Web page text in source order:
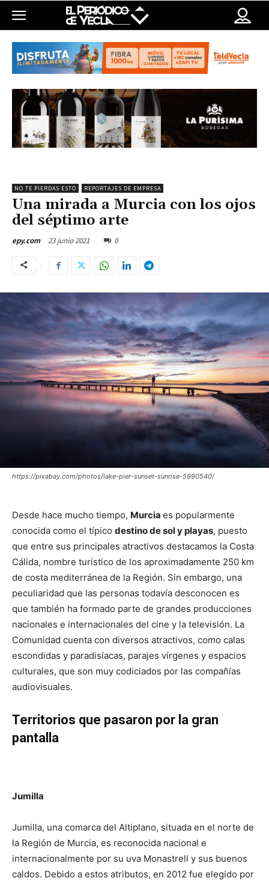
NO TE PIERDAS ESTO REPORTAJES DE EMPRESA
Una mirada a Murcia con los ojos
del séptimo arte
epy.com 23 junio 2021 0
https://pixabay.com/photos/lake-pier-sunset-sunrise-5990540/
Desde hace mucho tiempo, Murcia es popularmente
conocida como el típico destino de sol y playas, puesto
que entre sus principales atractivos destacamos la Costa
Cálida, nombre turístico de los aproximadamente 250 km
de costa mediterránea de la Región. Sin embargo, una
peculiaridad que las personas todavía desconocen es
que también ha formado parte de grandes producciones
nacionales e internacionales del cine y la televisión. La
Comunidad cuenta con diversos atractivos, como calas
escondidas y paradisíacas, parajes vírgenes y espacios
culturales, que son muy codiciados por las compañías
audiovisuales.
Territorios que pasaron por la gran
pantalla
Jumilla
Jumilla, una comarca del Altiplano, situada en el norte de
la Región de Murcia, es reconocida nacional e
internacionalmente por su uva Monastrell y sus buenos
caldos. Debido a estos atributos, en 2012 fue elegido por